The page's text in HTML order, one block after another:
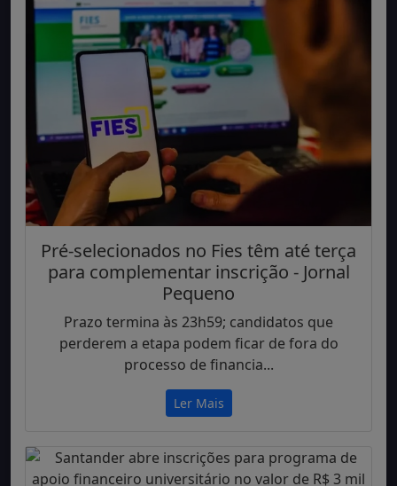
Pré-selecionados no Fies têm até terça
para complementar inscrição - Jornal
Pequeno
Prazo termina às 23h59; candidatos que
perderem a etapa podem ficar de fora do
processo de financia...
Ler Mais